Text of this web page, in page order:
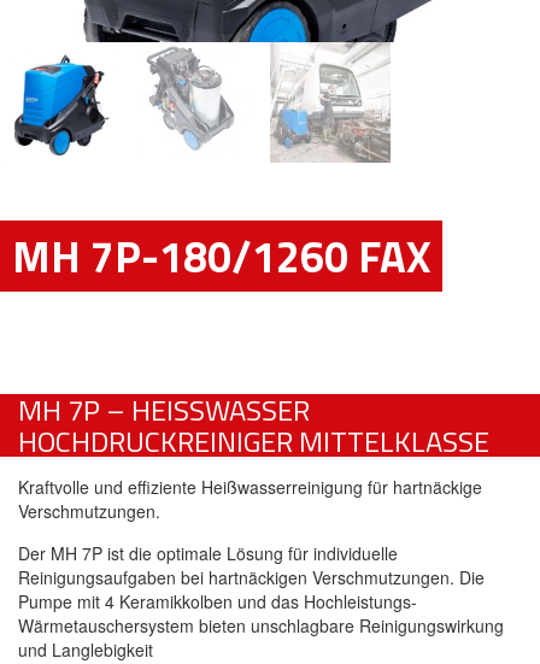
MH 7P-180/1260 FAX
MH 7P – HEISSWASSER H
OCHDRUCKREINIGER MITTELKLASSE
Kraftvolle und effiziente Heißwasserreinigung für hartnäckige
Verschmutzungen.
Der MH 7P ist die optimale Lösung für individuelle
Reinigungsaufgaben bei hartnäckigen Verschmutzungen. Die
Pumpe mit 4 Keramikkolben und das Hochleistungs-
Wärmetauschersystem bieten unschlagbare Reinigungswirkung
und Langlebigkeit